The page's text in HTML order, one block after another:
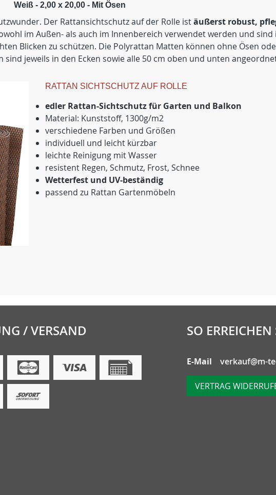
Weiß - 2,00 x 20,00 - Mit Ösen
Der Rattansichtschutz auf der Rolle istäußerst robust,
im Außen- als auch im Innenbereich verwendet werden und
Blicken zu schützen. Die Polyrattan Matten können ohne Ösen
sind jeweils in den Ecken sowie alle 50 cm oben und unten
RATTAN SICHTSCHUTZ AUF ROLLE
edler Rattan-Sichtschutz für Garten und Balkon
Material: Kunststoff, 1300g/m2
verschiedene Farben und Größen
individuell und leicht kürzbar
leichte Reinigung mit Wasser
resistent Regen, Schmutz, Frost, Schnee
Wetterfest und UV-beständig
passend zu Rattan Gartenmöbeln
/ VERSAND SO
E-Mail verkauf@m-
VERTRAG